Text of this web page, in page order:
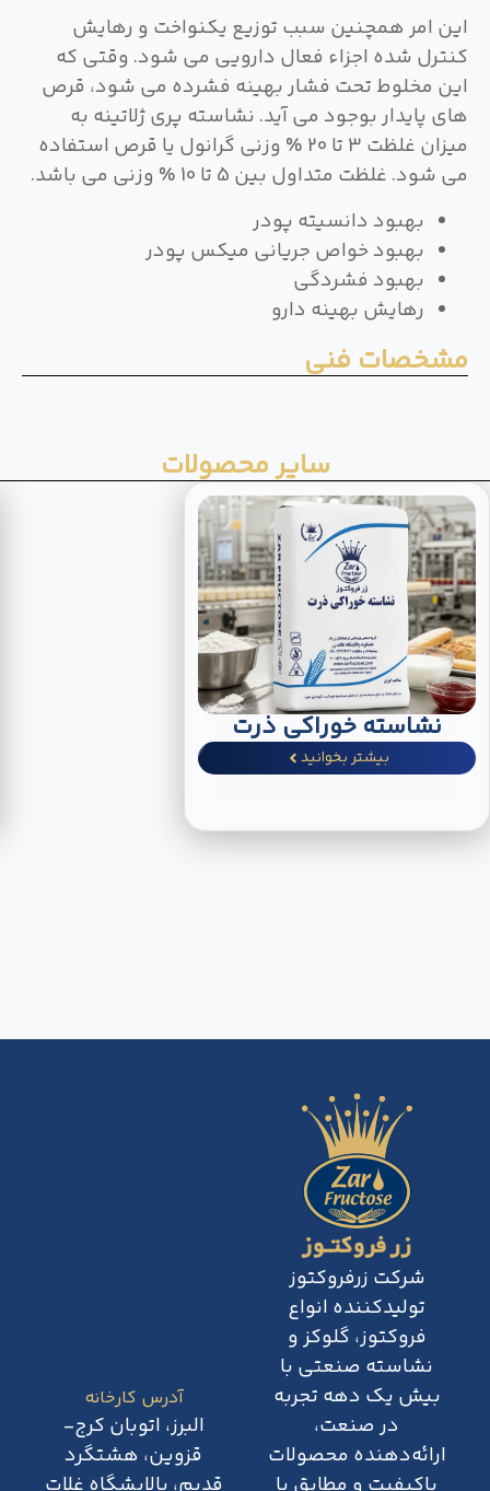
این امر همچنین سبب توزیع یکنواخت و رهایش
کنترل شده اجزاء فعال دارویی می شود. وقتی که
این مخلوط تحت فشار بهینه فشرده می شود، قرص
های پایدار بوجود می آید. نشاسته پری ژلاتینه به
میزان غلظت 3 تا 20 % وزنی گرانول یا قرص استفاده
می شود. غلظت متداول بین 5 تا 10 % وزنی می باشد.
بهبود دانسیته پودر
بهبود خواص جریانی میکس پودر
بهبود فشردگی
رهایش بهینه دارو
مشخصات فنی
سایر محصولات
نشاسته خوراکی ذرت
بیشتر بخوانید
شرکت زرفروکتوز
تولیدکننده انواع
فروکتوز، گلوکز و
نشاسته صنعتی با
بیش یک دهه تجربه
در صنعت،
ارائه‌دهنده محصولات
آدرس کارخانه
البرز، اتوبان کرج-
قزوین، هشتگرد